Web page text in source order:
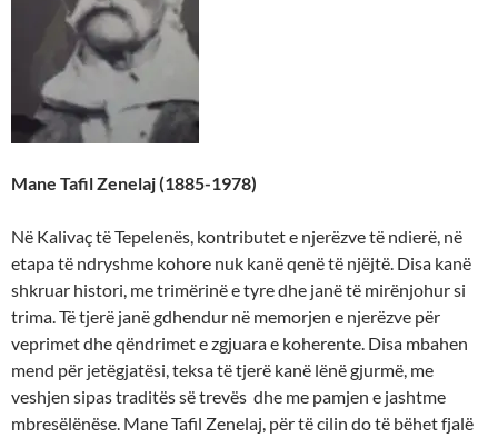
Mane Tafil Zenelaj (1885-1978)
Në Kalivaç të Tepelenës, kontributet e njerëzve të ndierë, në
etapa të ndryshme kohore nuk kanë qenë të njëjtë. Disa kanë
shkruar histori, me trimërinë e tyre dhe janë të mirënjohur si
trima. Të tjerë janë gdhendur në memorjen e njerëzve për
veprimet dhe qëndrimet e zgjuara e koherente. Disa mbahen
mend për jetëgjatësi, teksa të tjerë kanë lënë gjurmë, me
veshjen sipas traditës së trevës dhe me pamjen e jashtme
mbresëlënëse. Mane Tafil Zenelaj, për të cilin do të bëhet fjalë